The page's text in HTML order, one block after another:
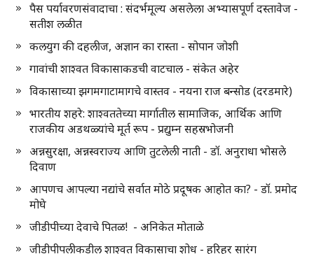
पैस पर्यावरणसंवादाचा : संदर्भमूल्य असलेला अभ्यासपूर्ण दस्तावेज -
सतीश लळीत
कलयुग की दहलीज, अज्ञान का रास्ता - सोपान जोशी
गावांची शाश्वत विकासाकडची वाटचाल - संकेत अहेर
विकासाच्या झगमगाटामागचे वास्तव - नयना राज बन्सोड (दरडमारे)
भारतीय शहरे: शाश्वततेच्या मार्गातील सामाजिक, आर्थिक आणि
राजकीय अडथळ्यांचे मूर्त रूप - प्रद्युम्न सहस्रभोजनी
अन्नसुरक्षा, अन्नस्वराज्य आणि तुटलेली नाती - डॉ. अनुराधा भोसले
दिवाण
आपणच आपल्या नद्यांचे सर्वात मोठे प्रदूषक आहोत का? - डॉ. प्रमोद
मोघे
जीडीपीच्या देवाचे पितळ! - अनिकेत मोताळे
जीडीपीपलीकडील शाश्वत विकासाचा शोध - हरिहर सारंग